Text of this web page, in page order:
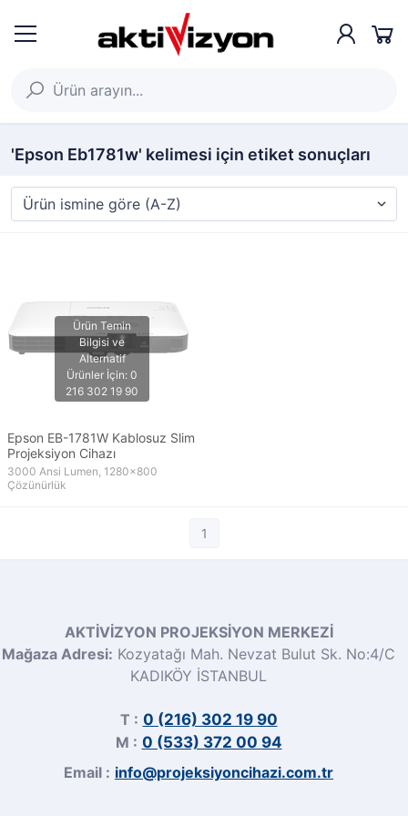
'Epson Eb1781w' kelimesi için etiket sonuçları
Epson EB-1781W Kablosuz Slim
Projeksiyon Cihazı
3000 Ansi Lumen, 1280x800
Çözünürlük
1
AKTİVİZYON PROJEKSİYON MERKEZİ
Mağaza Adresi: Kozyatağı Mah. Nevzat Bulut Sk. No:4/C
KADIKÖY İSTANBUL
T : 0 (216) 302 19 90
M : 0 (533) 372 00 94
Email : info@projeksiyoncihazi.com.tr